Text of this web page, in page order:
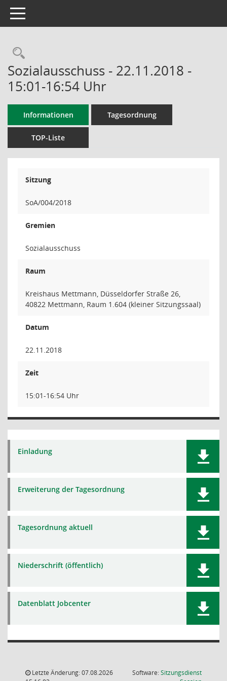
Toggle navigation
Rechercheauswahl
Sozialausschuss - 22.11.2018 -
15:01-16:54 Uhr
Informationen Tagesordnung
TOP-Liste
Sitzung
SoA/004/2018
Gremien
Sozialausschuss
Raum
Kreishaus Mettmann, Düsseldorfer Straße 26,
40822 Mettmann, Raum 1.604 (kleiner Sitzungssaal)
Datum
22.11.2018
Zeit
15:01-16:54 Uhr
Einladung
Erweiterung der Tagesordnung
Tagesordnung aktuell
Niederschrift (öffentlich)
Datenblatt Jobcenter
Letzte Änderung: 07.08.2026
Software:Sitzungsdienst